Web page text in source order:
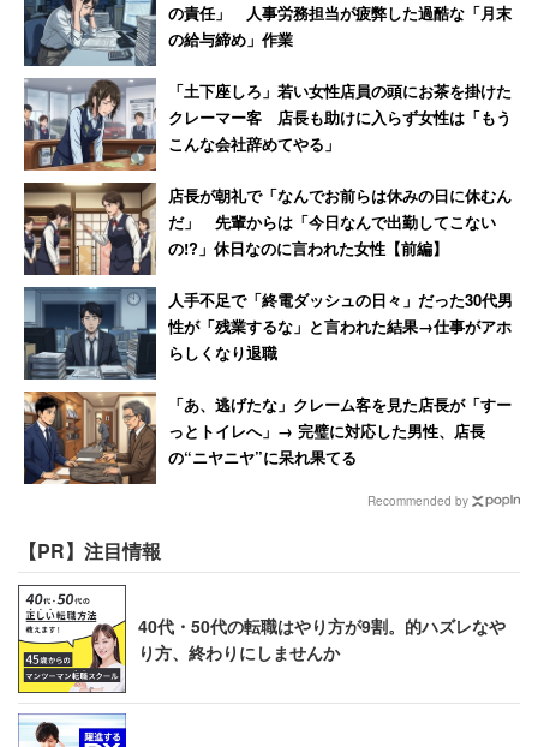
の責任」 人事労務担当が疲弊した過酷な「月末
の給与締め」作業
「土下座しろ」若い女性店員の頭にお茶を掛けた
クレーマー客 店長も助けに入らず女性は「もう
こんな会社辞めてやる」
店長が朝礼で「なんでお前らは休みの日に休むん
だ」 先輩からは「今日なんで出勤してこない
の!?」休日なのに言われた女性【前編】
人手不足で「終電ダッシュの日々」だった30代男
性が「残業するな」と言われた結果→仕事がアホ
らしくなり退職
「あ、逃げたな」クレーム客を見た店長が「すー
っとトイレへ」→ 完璧に対応した男性、店長
の“ニヤニヤ”に呆れ果てる
Recommended by
【PR】注目情報
40代・50代の転職はやり方が9割。的ハズレなや
り方、終わりにしませんか